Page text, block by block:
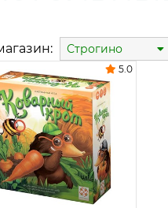
Строгино
5.0